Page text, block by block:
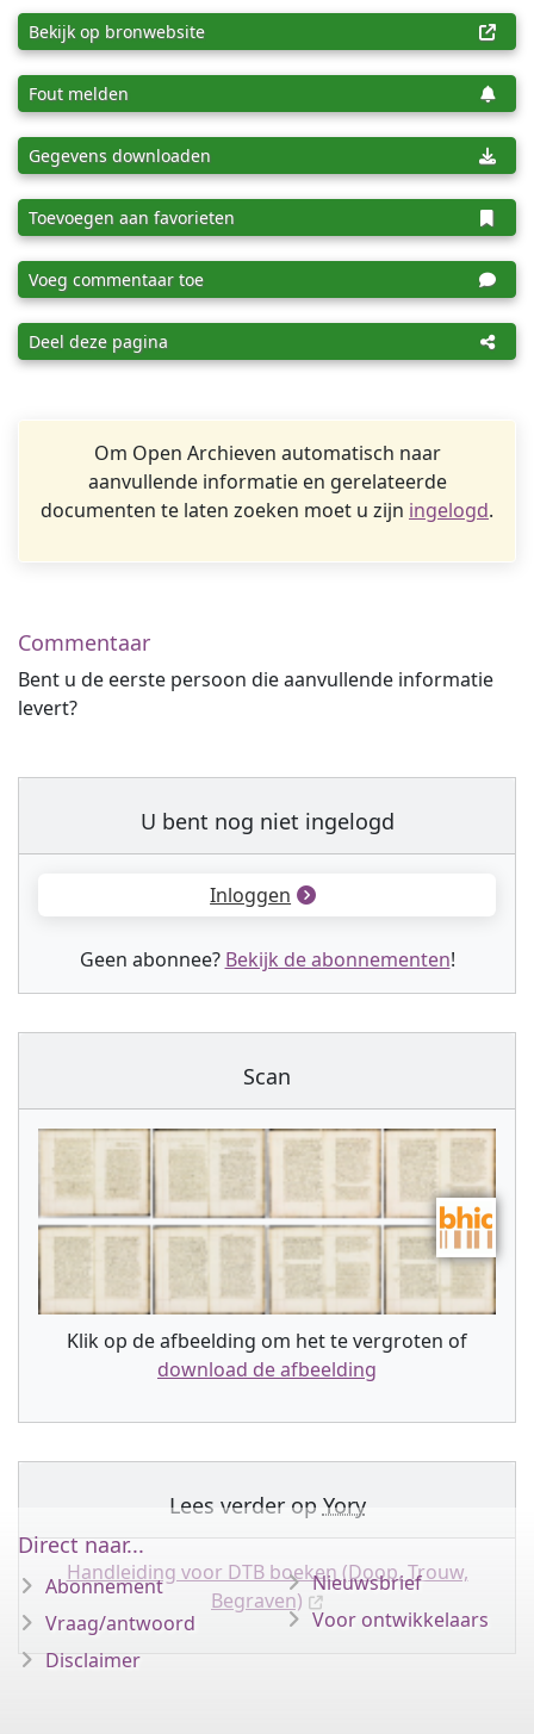
Bekijk op bronwebsite
Fout melden
Gegevens downloaden
Toevoegen aan favorieten
Voeg commentaar toe
Deel deze pagina
Om Open Archieven automatisch naar
aanvullende informatie en gerelateerde
documenten te laten zoeken moet u zijn ingelogd.
Commentaar
Bent u de eerste persoon die aanvullende informatie
levert?
U bent nog niet ingelogd
Inloggen
Geen abonnee? Bekijk de abonnementen!
Scan
Klik op de afbeelding om het te vergroten of
download de afbeelding
Lees verder op Yory
Handleiding voor DTB boeken (Doop, Trouw,
Begraven)
Direct naar...
Abonnement
Vraag/antwoord
Disclaimer
Nieuwsbrief
Voor ontwikkelaars